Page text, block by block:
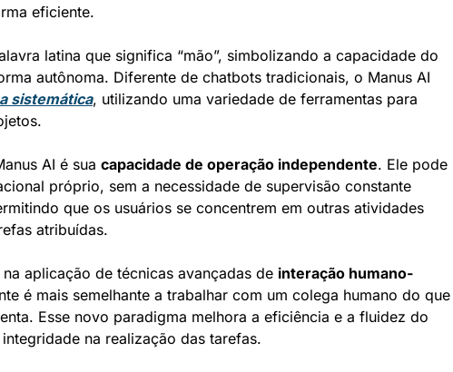
eficiente.
latina que significa “mão”, simbolizando a capacidade do
sistemática, utilizando uma variedade de ferramentas para
AI é sua capacidade de operação independente. Ele pode
próprio, sem a necessidade de supervisão constante
que os usuários se concentrem em outras atividades
atribuídas.
aplicação de técnicas avançadas de interação humano-
é mais semelhante a trabalhar com um colega humano do que
Esse novo paradigma melhora a eficiência e a fluidez do
na realização das tarefas.